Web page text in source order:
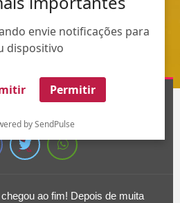
envie notificações para
dispositivo
Permitir
by SendPulse
TV Globo
/26
chegou ao fim! Depois de muita